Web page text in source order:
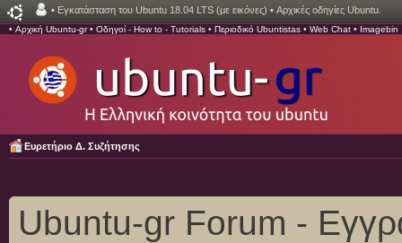
• Εγκατάσταση του Ubuntu 18.04 LTS (με εικόνες) • Αρχικές οδηγίες Ubuntu.
• Αρχική Ubuntu-gr• Οδηγοί - How to - Tutorials • Περιοδικό Ubuntistas • Web Chat • Imagebin
Ευρετήριο Δ. Συζήτησης
Ubuntu-gr Forum -